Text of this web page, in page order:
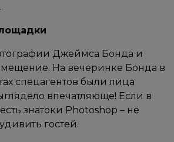
Джеймса Бонда и
На вечеринке Бонда в
спецагентов были лица
впечатляюще! Если в
знатоки Photoshop – не
гостей.